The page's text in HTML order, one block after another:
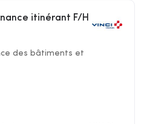
itinérant F/H
des bâtiments et